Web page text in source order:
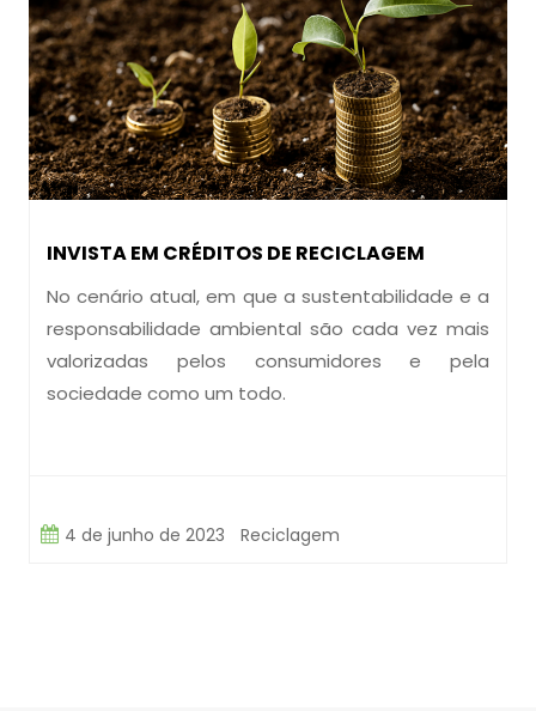
INVISTA EM CRÉDITOS DE RECICLAGEM
No cenário atual, em que a sustentabilidade e a
responsabilidade ambiental são cada vez mais
valorizadas pelos consumidores e pela
sociedade como um todo.
4 de junho de 2023 Reciclagem